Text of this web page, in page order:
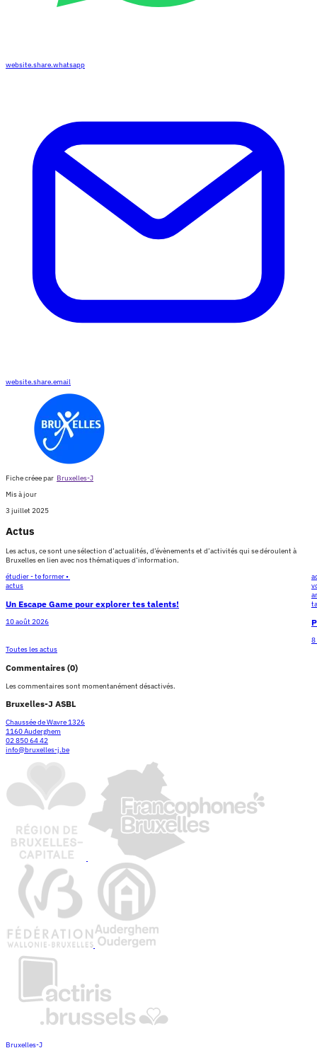
website.share.whatsapp
website.share.email
Fiche créee par Bruxelles-J
Mis à jour
3 juillet 2025
Actus
Les actus, ce sont une sélection d’actualités, d’évènements et d’activités qui se déroulent à
Bruxelles en lien avec nos thématiques d’information.
étudier - te former •
actus
Un Escape Game pour explorer tes talents!
10 août 2026
8
Toutes les actus
Commentaires (0)
Les commentaires sont momentanément désactivés.
Bruxelles-J ASBL
Chaussée de Wavre 1326
1160 Auderghem
02 850 64 42
info@bruxelles-j.be
Bruxelles-J